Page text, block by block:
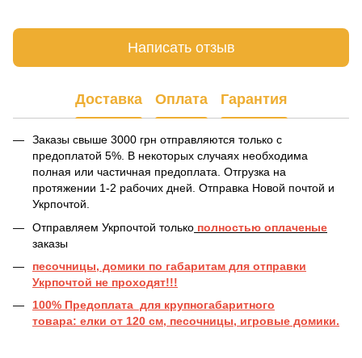
Написать отзыв
Доставка Оплата Гарантия
Заказы свыше 3000 грн отправляются только с
предоплатой 5%. В некоторых случаях необходима
полная или частичная предоплата. Отгрузка на
протяжении 1-2 рабочих дней. Отправка Новой почтой и
Укрпочтой.
Отправляем Укрпочтой только полностью оплаченые
заказы
песочницы, домики по габаритам для отправки
Укрпочтой не проходят!!!
100% Предоплата для крупногабаритного
товара: елки от 120 см, песочницы, игровые домики.